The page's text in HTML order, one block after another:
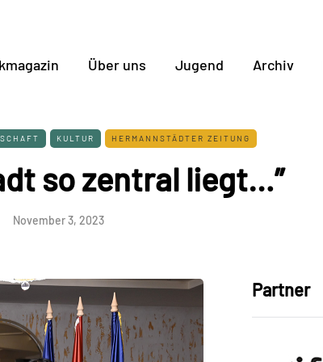
Über uns Jugend Archiv
KULTUR HERMANNSTÄDTER ZEITUNG
so zentral liegt…”
November 3, 2023
Partner